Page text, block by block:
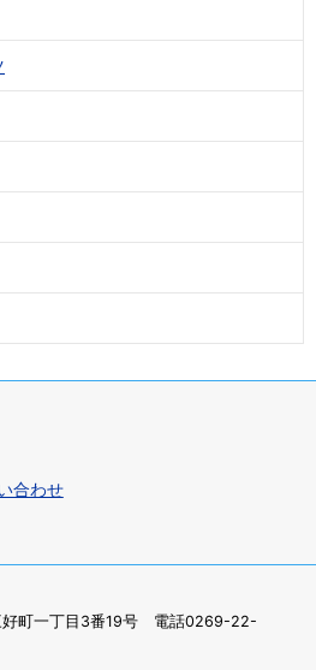
合わせ
町一丁目3番19号 電話0269-22-